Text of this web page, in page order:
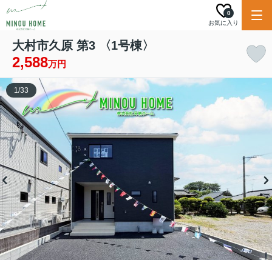
お気に入り
0
大村市久原 第3 〈1号棟〉
2,588万円
1/33